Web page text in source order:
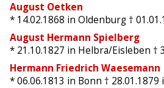
August Oetken
* 14.02.1868 in Oldenburg †
August Hermann Spielberg
* 21.10.1827 in Helbra/Eisleben †
Hermann Friedrich Waesemann
* 06.06.1813 in Bonn † 28.01.1879